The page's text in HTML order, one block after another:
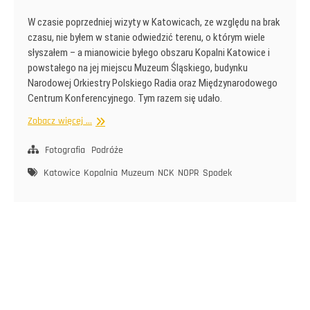
W czasie poprzedniej wizyty w Katowicach, ze względu na brak
czasu, nie byłem w stanie odwiedzić terenu, o którym wiele
słyszałem – a mianowicie byłego obszaru Kopalni Katowice i
powstałego na jej miejscu Muzeum Śląskiego, budynku
Narodowej Orkiestry Polskiego Radia oraz Międzynarodowego
Centrum Konferencyjnego. Tym razem się udało.
Zobacz więcej ... Kopalnia
Fotografia
Podróże
Katowice Kopalnia Muzeum NCK NOPR Spodek